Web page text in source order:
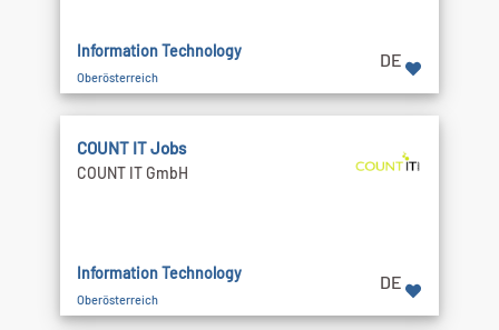
Information Technology
Oberösterreich
DE
COUNT IT Jobs
COUNT IT GmbH
Information Technology
Oberösterreich
DE